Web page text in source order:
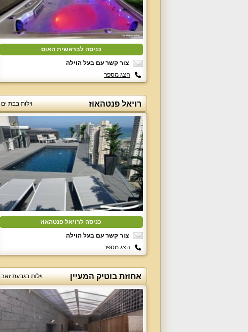
כניסה לבראשית האוס
צור קשר עם בעל הוילה
הצג מספר
רויאל פנטהאוז וילות בבת ים
כניסה לרויאל פנטהאוז
צור קשר עם בעל הוילה
הצג מספר
אחוזת בוטיק המעיין וילות בגבעת זאב